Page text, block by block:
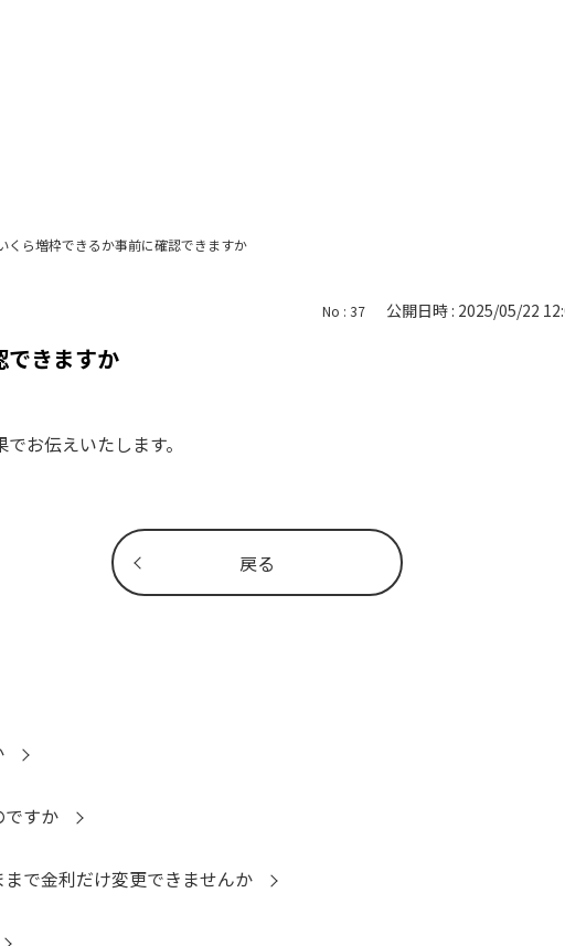
くら増枠できるか事前に確認できますか
戻る
No : 37 公開日時 : 2025/05/22
できますか
お伝えいたします。
すか
で金利だけ変更できませんか